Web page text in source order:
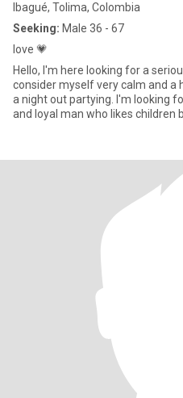
Ibagué, Tolima, Colombia
Seeking: Male 36 - 67
love 💗
Hello, I'm here looking for a
consider myself very calm and a
a night out partying. I'm looking
and loyal man who likes children